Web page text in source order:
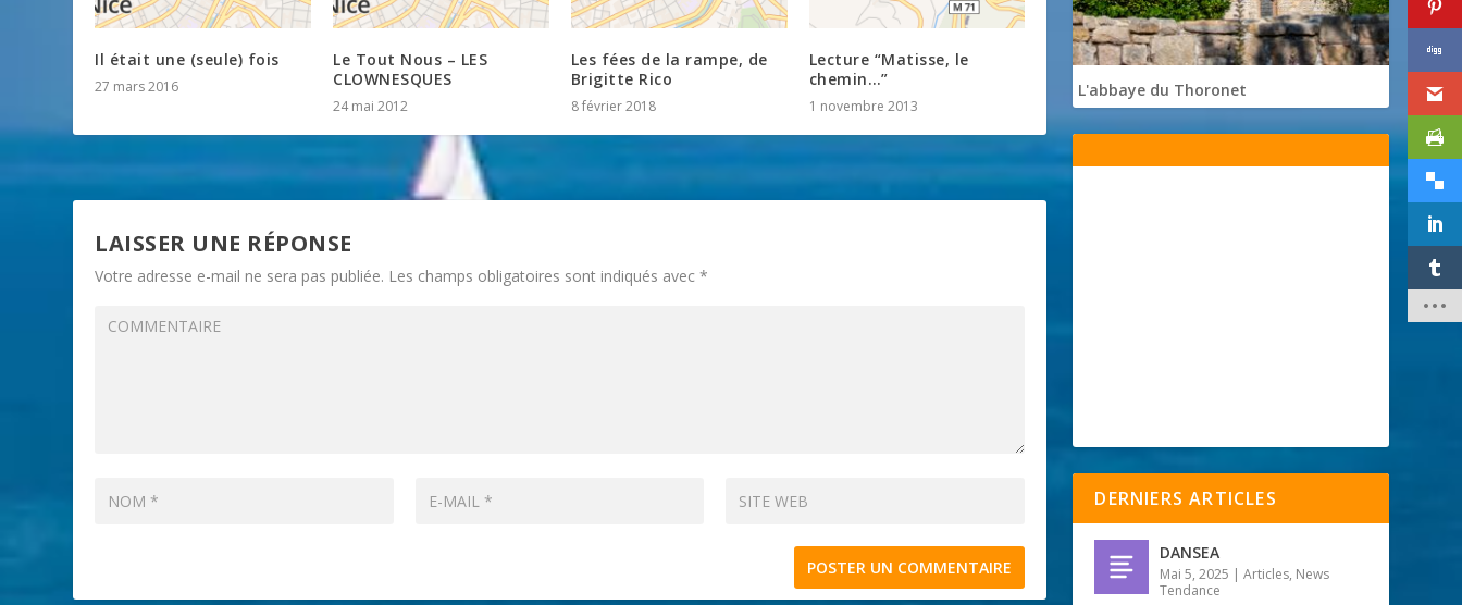
Il était une (seule) fois
27 mars 2016
Le Tout Nous – LES
CLOWNESQUES
24 mai 2012
Les fées de la rampe, de
Brigitte Rico
8 février 2018
Lecture “Matisse, le
chemin…”
1 novembre 2013
LAISSER UNE RÉPONSE
Votre adresse e-mail ne sera pas publiée. Les champs obligatoires sont indiqués avec*
L'abbaye du Thoronet
DERNIERS ARTICLES
DANSEA
Mai 5, 2025 |Articles, News
Tendance